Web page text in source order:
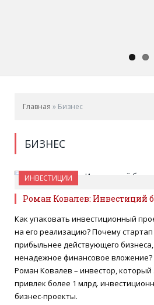
Главная » Бизнес
БИЗНЕС
ИНВЕСТИЦИИ
24 АВГУСТА 2022
Роман Ковалев: Инвестиций
Как упаковать инвестиционный
на его реализацию? Почему
прибыльнее действующего
ненадежное финансовое
Роман Ковалев – инвестор, который
привлек более 1 млрд.
бизнес-проекты.